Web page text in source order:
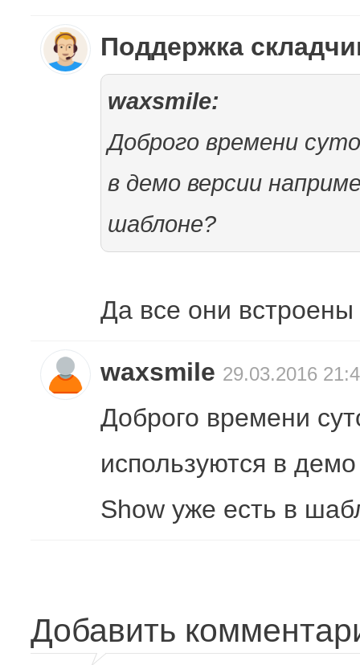
Поддержка
waxsmile:
Доброго времени
в демо версии
шаблоне?
Да все они
waxsmile 29.03.2016
Доброго времени
используются в
Show уже есть в
Добавить